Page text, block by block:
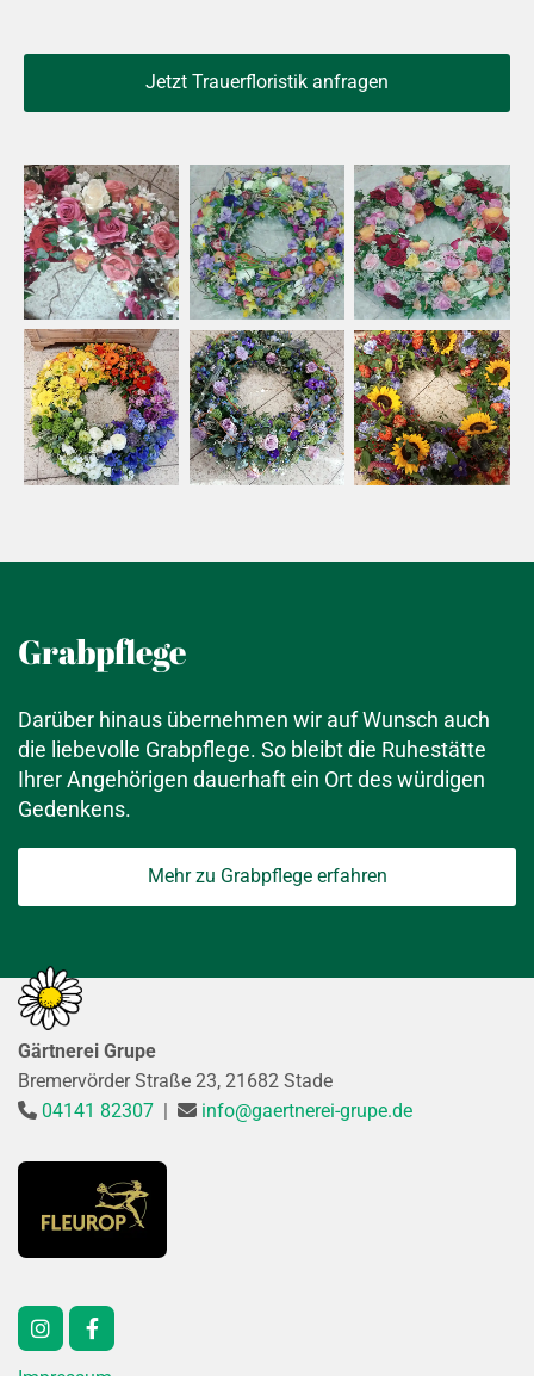
Jetzt Trauerfloristik anfragen
Grabpflege
Darüber hinaus übernehmen wir auf Wunsch auch
die liebevolle Grabpflege. So bleibt die Ruhestätte
Ihrer Angehörigen dauerhaft ein Ort des würdigen
Gedenkens.
Mehr zu Grabpflege erfahren
Gärtnerei Grupe
Bremervörder Straße 23, 21682 Stade
 04141 82307 |  info@gaertnerei-grupe.de